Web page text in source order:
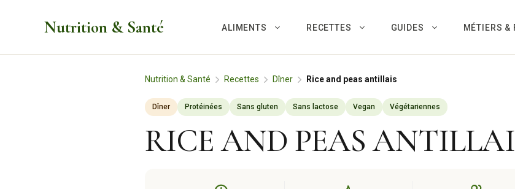
Nutrition & Santé ALIMENTS RECETTES GUIDES MÉTIERS &
Nutrition & Santé Recettes Dîner Rice and peas antillais
Dîner Protéinées Sans gluten Sans lactose Vegan Végétariennes
RICE AND PEAS